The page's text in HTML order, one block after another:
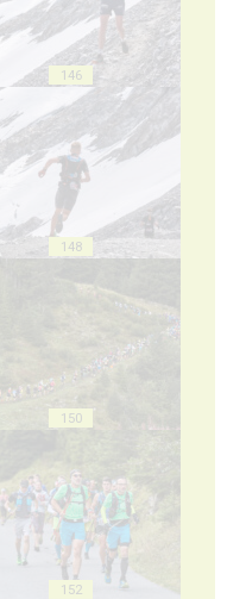
146
148
150
152